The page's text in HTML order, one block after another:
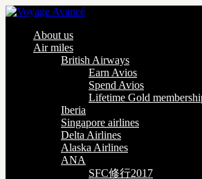
About us
Air miles
British Airways
Earn Avios
Spend Avios
Lifetime Gold
Iberia
Singapore airlines
Delta Airlines
Alaska Airlines
ANA
SFC修行2017